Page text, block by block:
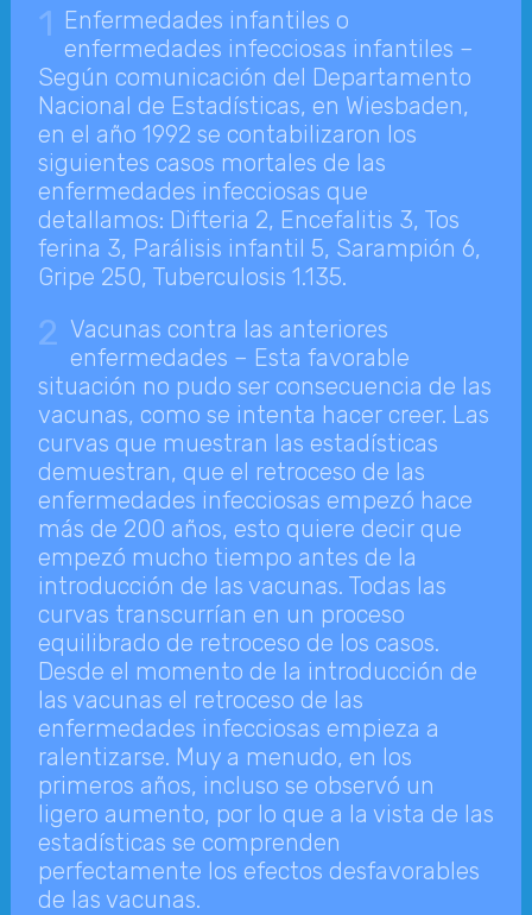
1 Enfermedades infantiles o
enfermedades infecciosas infantiles –
Según comunicación del Departamento
Nacional de Estadísticas, en Wiesbaden,
en el año 1992 se contabilizaron los
siguientes casos mortales de las
enfermedades infecciosas que
detallamos: Difteria 2, Encefalitis 3, Tos
ferina 3, Parálisis infantil 5, Sarampión 6,
Gripe 250, Tuberculosis 1.135.
2 Vacunas contra las anteriores
enfermedades – Esta favorable
situación no pudo ser consecuencia de las
vacunas, como se intenta hacer creer. Las
curvas que muestran las estadísticas
demuestran, que el retroceso de las
enfermedades infecciosas empezó hace
más de 200 años, esto quiere decir que
empezó mucho tiempo antes de la
introducción de las vacunas. Todas las
curvas transcurrían en un proceso
equilibrado de retroceso de los casos.
Desde el momento de la introducción de
las vacunas el retroceso de las
enfermedades infecciosas empieza a
ralentizarse. Muy a menudo, en los
primeros años, incluso se observó un
ligero aumento, por lo que a la vista de las
estadísticas se comprenden
perfectamente los efectos desfavorables
de las vacunas.